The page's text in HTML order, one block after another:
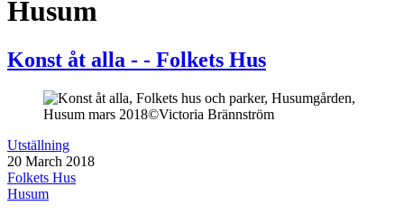
Husum
Konst åt alla - - Folkets Hus
Utställning
20 March 2018
Folkets Hus
Husum